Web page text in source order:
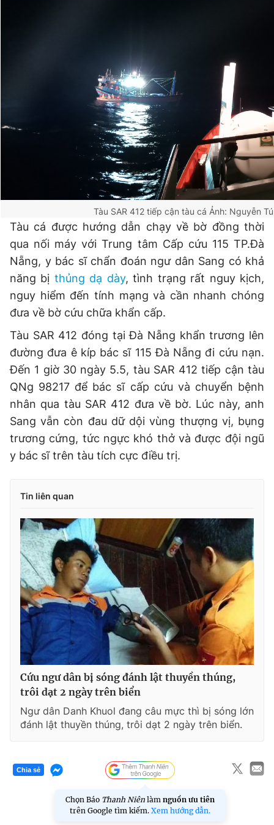
Tàu SAR 412 tiếp cận tàu cá Ảnh: Nguyễn Tú
Tàu cá được hướng dẫn chạy về bờ đồng thời
qua nối máy với Trung tâm Cấp cứu 115 TP.Đà
Nẵng, y bác sĩ chẩn đoán ngư dân Sang có khả
năng bị thủng dạ dày, tình trạng rất nguy kịch,
nguy hiểm đến tính mạng và cần nhanh chóng
đưa về bờ cứu chữa khẩn cấp.
Tàu SAR 412 đóng tại Đà Nẵng khẩn trương lên
đường đưa ê kíp bác sĩ 115 Đà Nẵng đi cứu nạn.
Đến 1 giờ 30 ngày 5.5, tàu SAR 412 tiếp cận tàu
QNg 98217 để bác sĩ cấp cứu và chuyển bệnh
nhân qua tàu SAR 412 đưa về bờ. Lúc này, anh
Sang vẫn còn đau dữ dội vùng thượng vị, bụng
trương cứng, tức ngực khó thở và được đội ngũ
y bác sĩ trên tàu tích cực điều trị.
Tin liên quan
Cứu ngư dân bị sóng đánh lật thuyền thúng,
trôi dạt 2 ngày trên biển
Ngư dân Danh Khuol đang câu mực thì bị sóng lớn
đánh lật thuyền thúng, trôi dạt 2 ngày trên biển.
Chia sẻ
Chọn Báo Thanh Niên làm nguồn ưu tiên
trên Google tìm kiếm. Xem hướng dẫn.